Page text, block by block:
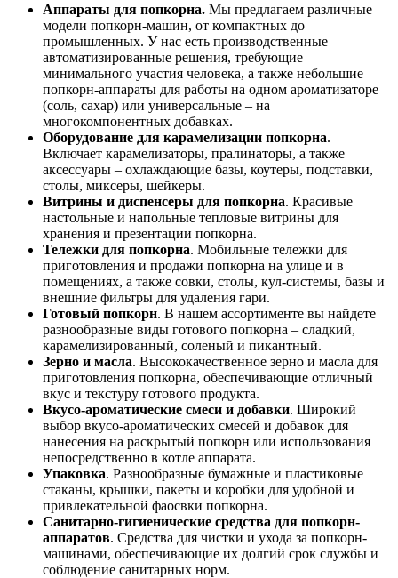
Аппараты для попкорна. Мы предлагаем различные
модели попкорн-машин, от компактных до
промышленных. У нас есть производственные
автоматизированные решения, требующие
минимального участия человека, а также небольшие
попкорн-аппараты для работы на одном ароматизаторе
(соль, сахар) или универсальные – на
многокомпонентных добавках.
Оборудование для карамелизации попкорна.
Включает карамелизаторы, пралинаторы, а также
аксессуары – охлаждающие базы, коутеры, подставки,
столы, миксеры, шейкеры.
Витрины и диспенсеры для попкорна. Красивые
настольные и напольные тепловые витрины для
хранения и презентации попкорна.
Тележки для попкорна. Мобильные тележки для
приготовления и продажи попкорна на улице и в
помещениях, а также совки, столы, кул-системы, базы и
внешние фильтры для удаления гари.
Готовый попкорн. В нашем ассортименте вы найдете
разнообразные виды готового попкорна – сладкий,
карамелизированный, соленый и пикантный.
Зерно и масла. Высококачественное зерно и масла для
приготовления попкорна, обеспечивающие отличный
вкус и текстуру готового продукта.
Вкусо-ароматические смеси и добавки. Широкий
выбор вкусо-ароматических смесей и добавок для
нанесения на раскрытый попкорн или использования
непосредственно в котле аппарата.
Упаковка. Разнообразные бумажные и пластиковые
стаканы, крышки, пакеты и коробки для удобной и
привлекательной фаосвки попкорна.
Санитарно-гигиенические средства для попкорн-
аппаратов. Средства для чистки и ухода за попкорн-
машинами, обеспечивающие их долгий срок службы и
соблюдение санитарных норм.